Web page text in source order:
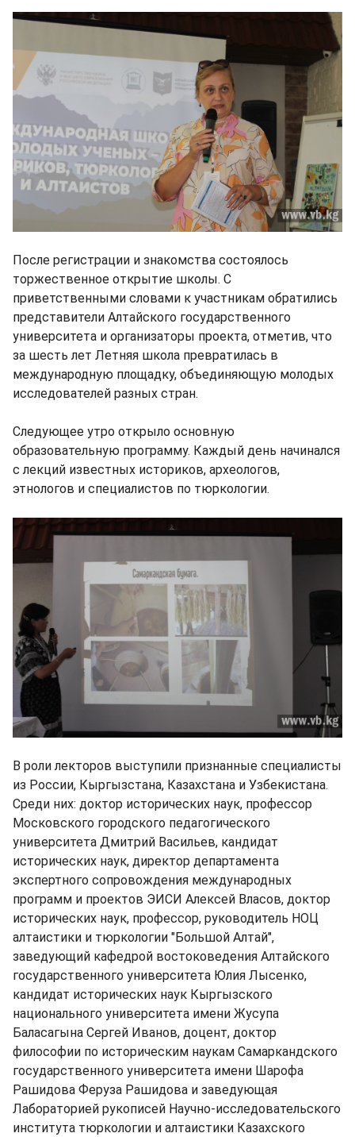
После регистрации и знакомства состоялось
торжественное открытие школы. С
приветственными словами к участникам обратились
представители Алтайского государственного
университета и организаторы проекта, отметив, что
за шесть лет Летняя школа превратилась в
международную площадку, объединяющую молодых
исследователей разных стран.
Следующее утро открыло основную
образовательную программу. Каждый день начинался
с лекций известных историков, археологов,
этнологов и специалистов по тюркологии.
В роли лекторов выступили признанные специалисты
из России, Кыргызстана, Казахстана и Узбекистана.
Среди них: доктор исторических наук, профессор
Московского городского педагогического
университета Дмитрий Васильев, кандидат
исторических наук, директор департамента
экспертного сопровождения международных
программ и проектов ЭИСИ Алексей Власов, доктор
исторических наук, профессор, руководитель НОЦ
алтаистики и тюркологии "Большой Алтай",
заведующий кафедрой востоковедения Алтайского
государственного университета Юлия Лысенко,
кандидат исторических наук Кыргызского
национального университета имени Жусупа
Баласагына Сергей Иванов, доцент, доктор
философии по историческим наукам Самаркандского
государственного университета имени Шарофа
Рашидова Феруза Рашидова и заведующая
Лабораторией рукописей Научно-исследовательского
института тюркологии и алтаистики Казахского